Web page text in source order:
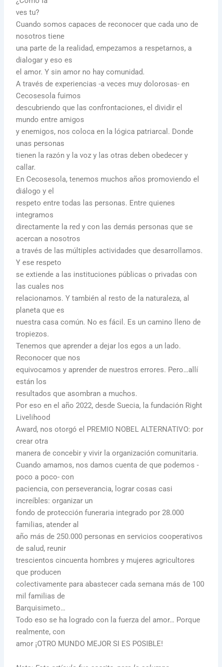
ves tu?
Cuando somos capaces de reconocer que cada uno de
nosotros tiene
una parte de la realidad, empezamos a respetarnos, a
dialogar y eso es
el amor. Y sin amor no hay comunidad.
A través de experiencias -a veces muy dolorosas- en
Cecosesola fuimos
descubriendo que las confrontaciones, el dividir el
mundo entre amigos
y enemigos, nos coloca en la lógica patriarcal. Donde
unas personas
tienen la razón y la voz y las otras deben obedecer y
callar.
En Cecosesola, tenemos muchos años promoviendo el
diálogo y el
respeto entre todas las personas. Entre quienes
integramos
directamente la red y con las demás personas que se
acercan a nosotros
a través de las múltiples actividades que desarrollamos.
Y ese respeto
se extiende a las instituciones públicas o privadas con
las cuales nos
relacionamos. Y también al resto de la naturaleza, al
planeta que es
nuestra casa común. No es fácil. Es un camino lleno de
tropiezos.
Tenemos que aprender a dejar los egos a un lado.
Reconocer que nos
equivocamos y aprender de nuestros errores. Pero…allí
están los
resultados que asombran a muchos.
Por eso en el año 2022, desde Suecia, la fundación Right
Livelihood
Award, nos otorgó el PREMIO NOBEL ALTERNATIVO: por
crear otra
manera de concebir y vivir la organización comunitaria.
Cuando amamos, nos damos cuenta de que podemos -
poco a poco- con
paciencia, con perseverancia, lograr cosas casi
increíbles: organizar un
fondo de protección funeraria integrado por 28.000
familias, atender al
año más de 250.000 personas en servicios cooperativos
de salud, reunir
trescientos cincuenta hombres y mujeres agricultores
que producen
colectivamente para abastecer cada semana más de 100
mil familias de
Barquisimeto…
Todo eso se ha logrado con la fuerza del amor… Porque
realmente, con
amor ¡OTRO MUNDO MEJOR SI ES POSIBLE!